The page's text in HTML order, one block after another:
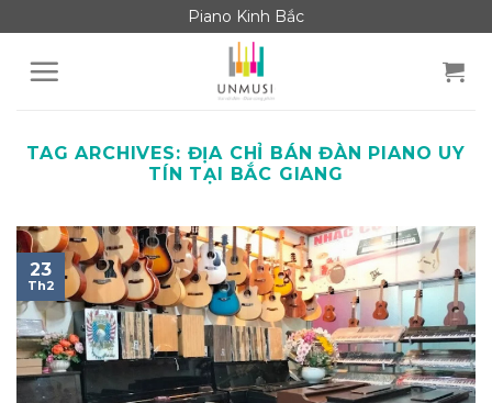
to
content
Piano Kinh Bắc
TAG ARCHIVES: ĐỊA CHỈ BÁN ĐÀN PIANO UY
TÍN TẠI BẮC GIANG
23
Th2